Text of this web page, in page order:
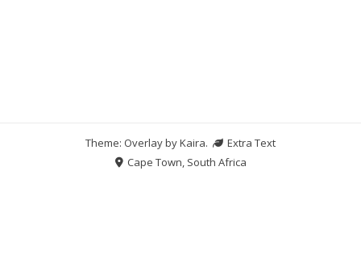
Theme: Overlay byKaira.
Extra Text
Cape Town, South Africa